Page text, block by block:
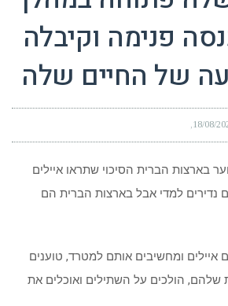
פנימה וקיבלה
של החיים שלה
18/08/
בארצות הברית הסיכוי שתראו איילים
נדירים למדי אבל בארצות הברית הם
ומחשיבים אותם למטרד, טוענים
שלהם, הולכים על השתילים ואוכלים את